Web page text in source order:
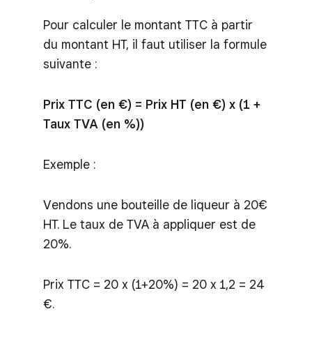
Pour calculer le montant TTC à partir
du montant HT, il faut utiliser la formule
suivante :
Prix TTC (en €) = Prix HT (en €) x (1 +
Taux TVA (en %))
Exemple :
Vendons une bouteille de liqueur à 20€
HT. Le taux de TVA à appliquer est de
20%.
Prix TTC = 20 x (1+20%) = 20 x 1,2 = 24
€.